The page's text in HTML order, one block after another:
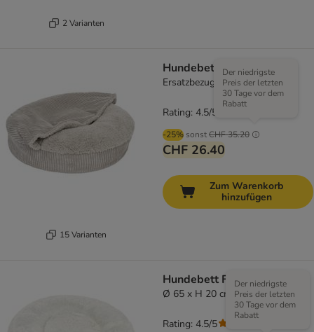
2 Varianten
15 Varianten
Hundebett Flocke
Ersatzbezug Ø 90 cm, hellgrau
-25% sonstCHF 35.20
Der niedrigste
Preis der letzten
30 Tage vor dem
Rabatt
CHF 26.40
Rating: 4.5/5
Zum Warenkorb
hinzufügen
Hundebett Flocke
Ø 65 x H 20 cm
Der niedrigste
Preis der letzten
30 Tage vor dem
Rabatt
Rating: 4.5/5